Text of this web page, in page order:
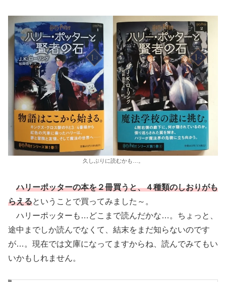
久しぶりに読むかも…。
ハリーポッターの本を２冊買うと、４種類のしおりがも
らえるということで買ってみました～。
ハリーポッターも…どこまで読んだかな…。ちょっと、
途中までしか読んでなくて、結末をまだ知らないのです
が…。現在では文庫になってますからね、読んでみてもい
いかもしれません。